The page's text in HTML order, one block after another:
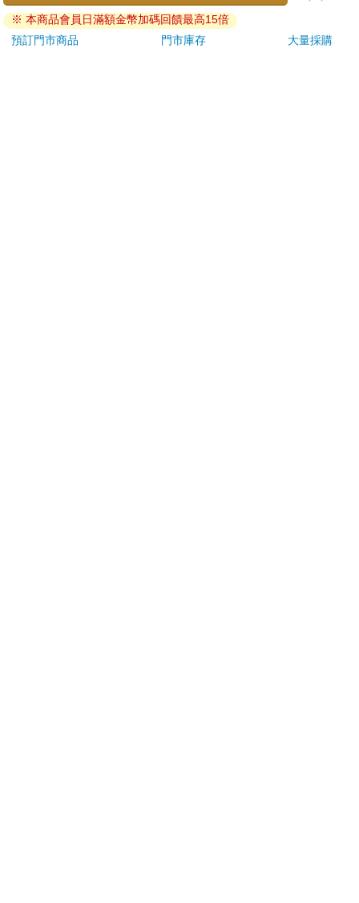
ATM提款機，請不要聽從指示，以免受騙上當！
退換貨須知：
※ 本商品會員日滿額金幣加碼回饋最高15倍
預訂門市商品
門市庫存 大量採購